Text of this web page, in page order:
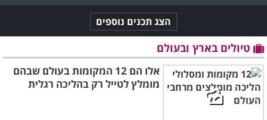
הצג תכנים נוספים
טיולים בארץ ובעולם
אלו הם 12 המקומות בעולם שבהם
מומלץ לטייל רק בהליכה רגלית